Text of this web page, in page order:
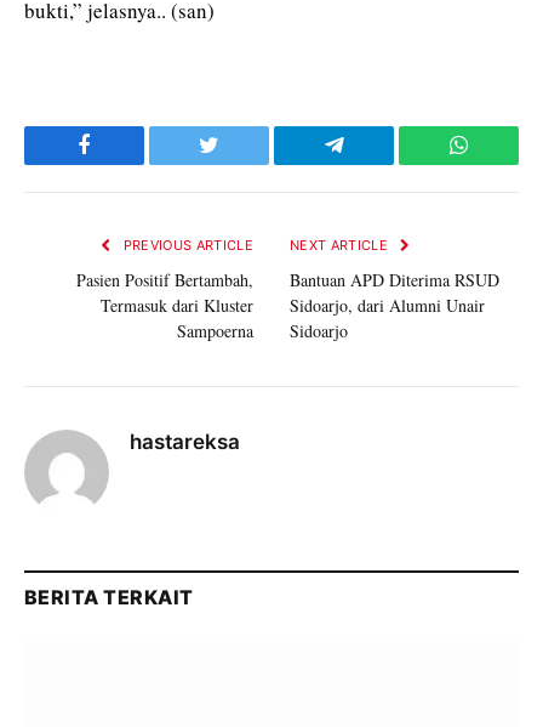
bukti,” jelasnya.. (san)
Facebook Twitter Telegram
PREVIOUS ARTICLE
Pasien Positif Bertambah,
Termasuk dari Kluster
Sampoerna
NEXT ARTICLE
Bantuan APD Diterima RSUD
Sidoarjo, dari Alumni Unair
Sidoarjo
hastareksa
BERITA TERKAIT